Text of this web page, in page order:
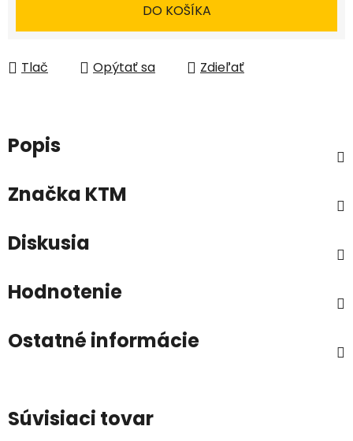
DO KOŠÍKA
Tlač Opýtať sa Zdieľať
Popis
Značka KTM
Diskusia
Hodnotenie
Ostatné informácie
Súvisiaci tovar